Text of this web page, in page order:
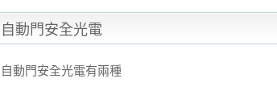
自動門安全光電
自動門安全光電有兩種